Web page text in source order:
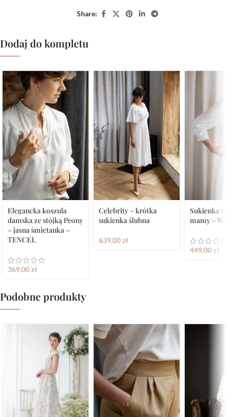
Share:
Dodaj do kompletu
Elegancka koszula
damska ze stójką Peony
– jasna śmietanka –
TENCEL
369,00zł
Celebrity – krótka
sukienka ślubna
639,00zł
Sukienka
mamy –
449,00 zł
Podobne produkty